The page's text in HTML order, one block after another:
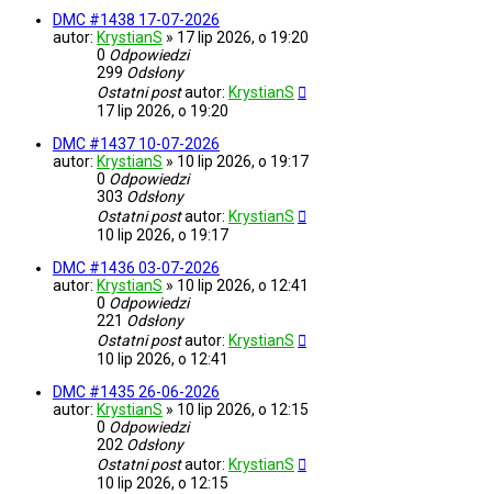
DMC #1438 17-07-2026
autor: KrystianS » 17 lip 2026, o 19:20
0 Odpowiedzi
299 Odsłony
Ostatni postautor: KrystianS
17 lip 2026, o 19:20
DMC #1437 10-07-2026
autor: KrystianS » 10 lip 2026, o 19:17
0 Odpowiedzi
303 Odsłony
Ostatni postautor: KrystianS
10 lip 2026, o 19:17
DMC #1436 03-07-2026
autor: KrystianS » 10 lip 2026, o 12:41
0 Odpowiedzi
221 Odsłony
Ostatni postautor: KrystianS
10 lip 2026, o 12:41
DMC #1435 26-06-2026
autor: KrystianS » 10 lip 2026, o 12:15
0 Odpowiedzi
202 Odsłony
Ostatni postautor: KrystianS
10 lip 2026, o 12:15